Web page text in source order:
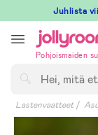
till
innehållet
Juhlista
Pohjoismaiden
Lastenvaatteet